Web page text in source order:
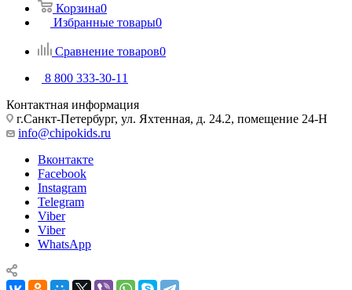
Корзина0
Избранные товары0
Сравнение товаров0
8 800 333-30-11
Контактная информация
г.Санкт-Петербург, ул. Яхтенная, д. 24.2, помещение 24-Н
info@chipokids.ru
Вконтакте
Facebook
Instagram
Telegram
Viber
Viber
WhatsApp